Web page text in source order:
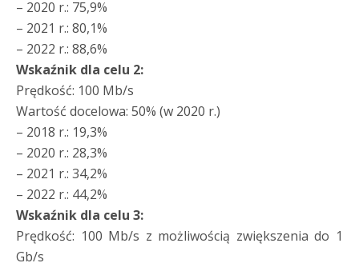
– 2020 r.: 75,9%
– 2021 r.: 80,1%
– 2022 r.: 88,6%
Wskaźnik dla celu 2:
Prędkość: 100 Mb/s
Wartość docelowa: 50% (w 2020 r.)
– 2018 r.: 19,3%
– 2020 r.: 28,3%
– 2021 r.: 34,2%
– 2022 r.: 44,2%
Wskaźnik dla celu 3:
Prędkość: 100 Mb/s z możliwością zwiększenia do 1
Gb/s